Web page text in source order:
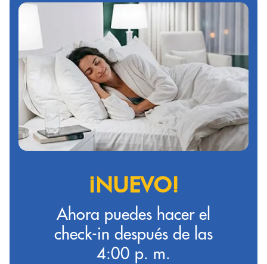
¡NUEVO!
Ahora puedes hacer el
check-in después de las
4:00 p. m.